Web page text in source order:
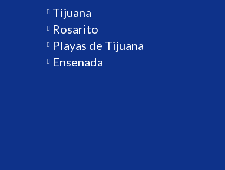
Tijuana
Rosarito
Playas de Tijuana
Ensenada